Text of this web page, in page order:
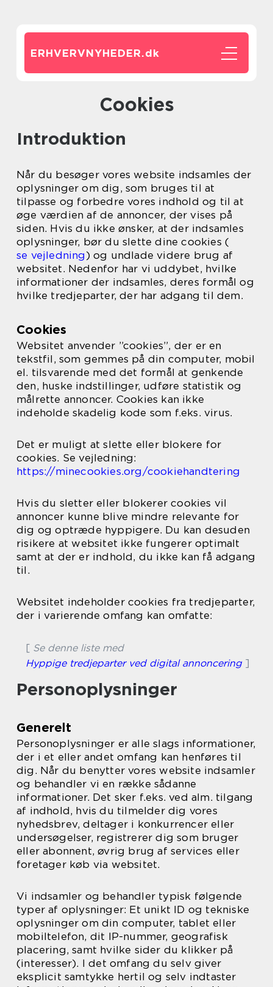
ERHVERVNYHEDER.dk
Cookies
Introduktion
Når du besøger vores website indsamles der
oplysninger om dig, som bruges til at
tilpasse og forbedre vores indhold og til at
øge værdien af de annoncer, der vises på
siden. Hvis du ikke ønsker, at der indsamles
oplysninger, bør du slette dine cookies (
se vejledning ) og undlade videre brug af
websitet. Nedenfor har vi uddybet, hvilke
informationer der indsamles, deres formål og
hvilke tredjeparter, der har adgang til dem.
Cookies
Websitet anvender ”cookies”, der er en
tekstfil, som gemmes på din computer, mobil
el. tilsvarende med det formål at genkende
den, huske indstillinger, udføre statistik og
målrette annoncer. Cookies kan ikke
indeholde skadelig kode som f.eks. virus.
Det er muligt at slette eller blokere for
cookies. Se vejledning:
https://minecookies.org/cookiehandtering
Hvis du sletter eller blokerer cookies vil
annoncer kunne blive mindre relevante for
dig og optræde hyppigere. Du kan desuden
risikere at websitet ikke fungerer optimalt
samt at der er indhold, du ikke kan få adgang
til.
Websitet indeholder cookies fra tredjeparter,
der i varierende omfang kan omfatte:
[ Se denne liste med
Hyppige tredjeparter ved digital annoncering]
Personoplysninger
Generelt
Personoplysninger er alle slags informationer,
der i et eller andet omfang kan henføres til
dig. Når du benytter vores website indsamler
og behandler vi en række sådanne
informationer. Det sker f.eks. ved alm. tilgang
af indhold, hvis du tilmelder dig vores
nyhedsbrev, deltager i konkurrencer eller
undersøgelser, registrerer dig som bruger
eller abonnent, øvrig brug af services eller
foretager køb via websitet.
Vi indsamler og behandler typisk følgende
typer af oplysninger: Et unikt ID og tekniske
oplysninger om din computer, tablet eller
mobiltelefon, dit IP-nummer, geografisk
placering, samt hvilke sider du klikker på
(interesser). I det omfang du selv giver
eksplicit samtykke hertil og selv indtaster